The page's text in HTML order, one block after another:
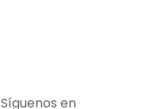
Síguenos en